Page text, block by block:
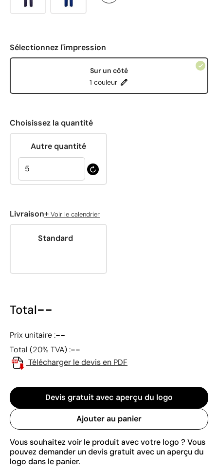
Sélectionnez l'impression
Sur un côté
1 couleur
Choisissez la quantité
Autre quantité
Livraison+ Voir le calendrier
Standard
Total--
Prix unitaire :--
Total (20% TVA) :--
Télécharger le devis en PDF
Devis gratuit avec aperçu du logo
Ajouter au panier
Vous souhaitez voir le produit avec votre logo ? Vous
pouvez demander un devis gratuit avec un aperçu du
logo dans le panier.